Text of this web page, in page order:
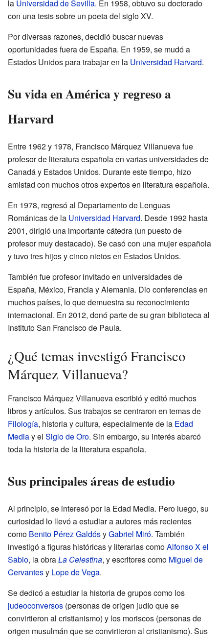
la Universidad de Sevilla. En 1958, obtuvo su doctorado
con una tesis sobre un poeta del siglo XV.
Por diversas razones, decidió buscar nuevas
oportunidades fuera de España. En 1959, se mudó a
Estados Unidos para trabajar en la Universidad Harvard.
Su vida en América y regreso a
Harvard
Entre 1962 y 1978, Francisco Márquez Villanueva fue
profesor de literatura española en varias universidades de
Canadá y Estados Unidos. Durante este tiempo, hizo
amistad con muchos otros expertos en literatura española.
En 1978, regresó al Departamento de Lenguas
Románicas de la Universidad Harvard. Desde 1992 hasta
2001, dirigió una importante cátedra (un puesto de
profesor muy destacado). Se casó con una mujer española
y tuvo tres hijos y cinco nietos en Estados Unidos.
También fue profesor invitado en universidades de
España, México, Francia y Alemania. Dio conferencias en
muchos países, lo que demuestra su reconocimiento
internacional. En 2012, donó parte de su gran biblioteca al
Instituto San Francisco de Paula.
¿Qué temas investigó Francisco
Márquez Villanueva?
Francisco Márquez Villanueva escribió y editó muchos
libros y artículos. Sus trabajos se centraron en temas de
Filología, historia y cultura, especialmente de la Edad
Mediay el Siglo de Oro. Sin embargo, su interés abarcó
toda la historia de la literatura española.
Sus principales áreas de estudio
Al principio, se interesó por la Edad Media. Pero luego, su
curiosidad lo llevó a estudiar a autores más recientes
como Benito Pérez GaldósyGabriel Miró. También
investigó a figuras históricas y literarias comoAlfonso X el
Sabio, la obraLa Celestina, y escritores como Miguel de
Cervantesy Lope de Vega.
Se dedicó a estudiar la historia de grupos como los
judeoconversos (personas de origen judío que se
convirtieron al cristianismo) y los moriscos (personas de
origen musulmán que se convirtieron al cristianismo). Sus